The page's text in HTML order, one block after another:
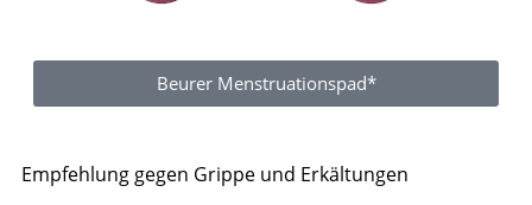
Beurer Menstruationspad*
Empfehlung gegen Grippe und Erkältungen